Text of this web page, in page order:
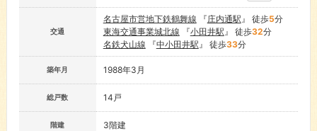
交通
名古屋市営地下鉄鶴舞線 『庄内通駅』 徒歩5分
東海交通事業城北線 『小田井駅』 徒歩32分
名鉄犬山線 『中小田井駅』 徒歩33分
築年月 1988年3月
総戸数 14戸
階建 3階建